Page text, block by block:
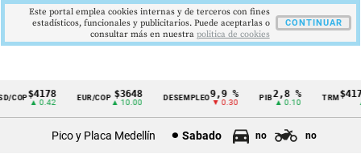
Cintillo
$4178
▲ 0.42
EUR/COP $3648
▲ 10.00
DESEMPLEO 9,9 %
▼ 0.30
PIB2,8 %
▲ 0.10
TRM
▲
Pico y Placa Medellín Sabado no no
Este portal emplea cookies internas y de terceros con fines
estadísticos, funcionales y publicitarios. Puede aceptarlas o
consultar más en nuestra politica de cookies
CONTINUAR